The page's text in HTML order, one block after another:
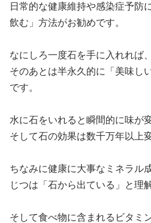
日常的な健康維持や感染症予防
飲む」方法がお勧めです。
なにしろ一度石を手に入れれば、
そのあとは半永久的に「美味し
です。
水に石をいれると瞬間的に味が
そして石の効果は数千万年以上
ちなみに健康に大事なミネラル
じつは「石から出ている」と理
そして食べ物に含まれるビタミン